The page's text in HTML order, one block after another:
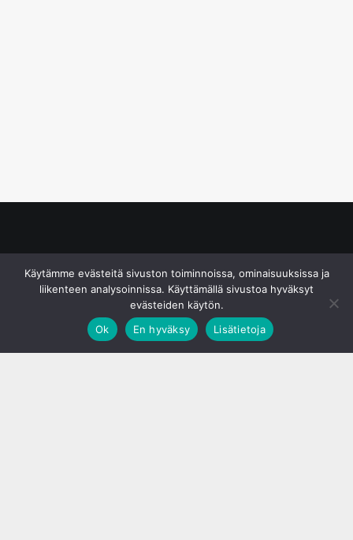
Käytämme evästeitä sivuston toiminnoissa, ominaisuuksissa ja
liikenteen analysoinnissa. Käyttämällä sivustoa hyväksyt
evästeiden käytön.
Ok
En hyväksy Lisätietoja